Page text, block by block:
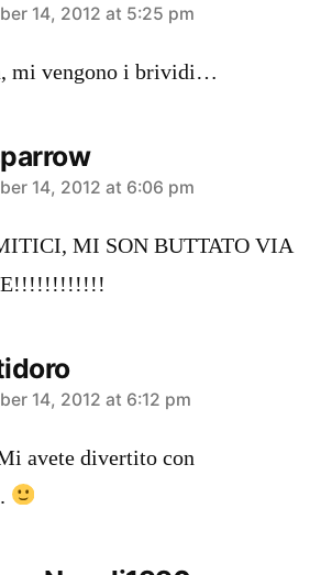
14, 2012 at 5:25 pm
mi vengono i brividi…
14, 2012 at 6:06 pm
MI SON BUTTATO VIA
14, 2012 at 6:12 pm
avete divertito con